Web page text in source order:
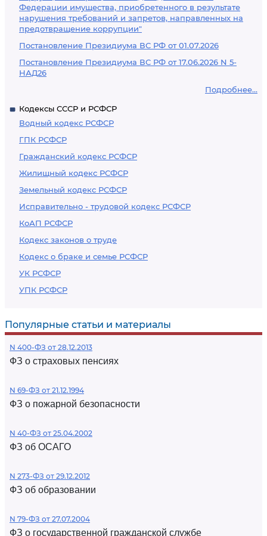
Федерации имущества, приобретенного в результате
нарушения требований и запретов, направленных на
предотвращение коррупции"
Постановление Президиума ВС РФ от 01.07.2026
Постановление Президиума ВС РФ от 17.06.2026 N 5-
НАД26
Подробнее...
Кодексы СССР и РСФСР
Водный кодекс РСФСР
ГПК РСФСР
Гражданский кодекс РСФСР
Жилищный кодекс РСФСР
Земельный кодекс РСФСР
Исправительно - трудовой кодекс РСФСР
КоАП РСФСР
Кодекс законов о труде
Кодекс о браке и семье РСФСР
УК РСФСР
УПК РСФСР
Популярные статьи и материалы
N 400-ФЗ от 28.12.2013
ФЗ о страховых пенсиях
N 69-ФЗ от 21.12.1994
ФЗ о пожарной безопасности
N 40-ФЗ от 25.04.2002
ФЗ об ОСАГО
N 273-ФЗ от 29.12.2012
ФЗ об образовании
N 79-ФЗ от 27.07.2004
ФЗ о государственной гражданской службе